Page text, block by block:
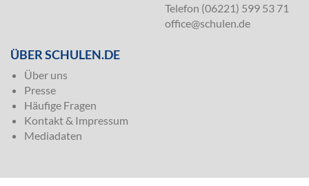
Telefon (06221) 599 53 71
office@schulen.de
ÜBER SCHULEN.DE
Über uns
Presse
Häufige Fragen
Kontakt & Impressum
Mediadaten